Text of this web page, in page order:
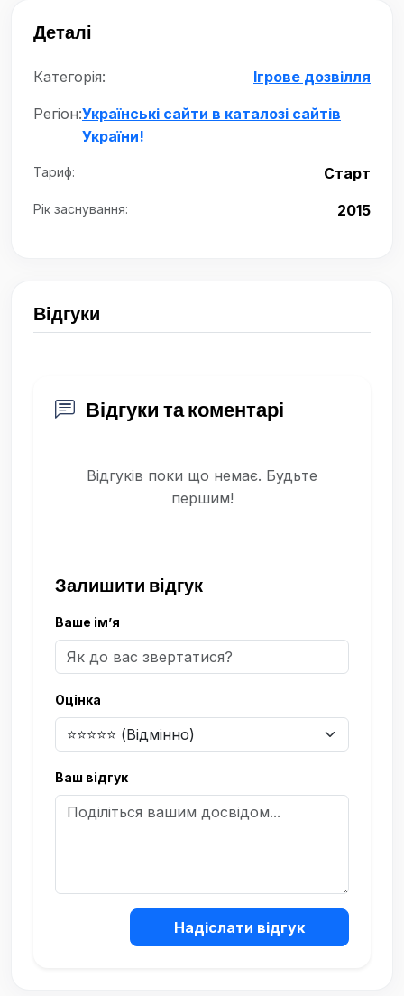
Деталі
Категорія: Ігрове дозвілля
Регіон:Українські сайти в каталозі сайтів
України!
Тариф: Старт
Рік заснування: 2015
Відгуки
Відгуки та коментарі
Відгуків поки що немає. Будьте
першим!
Залишити відгук
Ваше ім’я
Оцінка
Ваш відгук
Надіслати відгук